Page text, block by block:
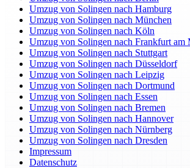
Umzug von Solingen nach Hamburg
Umzug von Solingen nach München
Umzug von Solingen nach Köln
Umzug von Solingen nach Frankfurt am
Umzug von Solingen nach Stuttgart
Umzug von Solingen nach Düsseldorf
Umzug von Solingen nach Leipzig
Umzug von Solingen nach Dortmund
Umzug von Solingen nach Essen
Umzug von Solingen nach Bremen
Umzug von Solingen nach Hannover
Umzug von Solingen nach Nürnberg
Umzug von Solingen nach Dresden
Impressum
Datenschutz